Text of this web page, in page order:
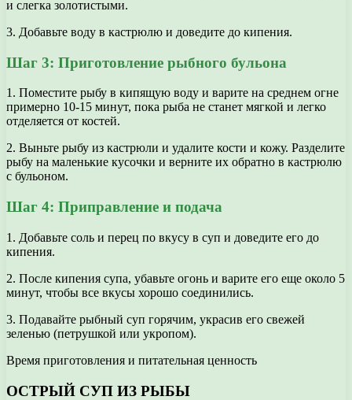
и слегка золотистыми.
3. Добавьте воду в кастрюлю и доведите до кипения.
Шаг 3: Приготовление рыбного бульона
1. Поместите рыбу в кипящую воду и варите на среднем огне
примерно 10-15 минут, пока рыба не станет мягкой и легко
отделяется от костей.
2. Выньте рыбу из кастрюли и удалите кости и кожу. Разделите
рыбу на маленькие кусочки и верните их обратно в кастрюлю
с бульоном.
Шаг 4: Приправление и подача
1. Добавьте соль и перец по вкусу в суп и доведите его до
кипения.
2. После кипения супа, убавьте огонь и варите его еще около 5
минут, чтобы все вкусы хорошо соединились.
3. Подавайте рыбный суп горячим, украсив его свежей
зеленью (петрушкой или укропом).
Время приготовления и питательная ценность
ОСТРЫЙ СУП ИЗ РЫБЫ